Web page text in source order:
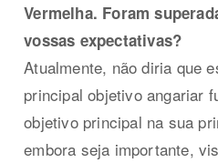
Vermelha. Foram
vossas expectativas?
Atualmente, não diria que
principal objetivo angariar
objetivo principal na sua
embora seja importante,